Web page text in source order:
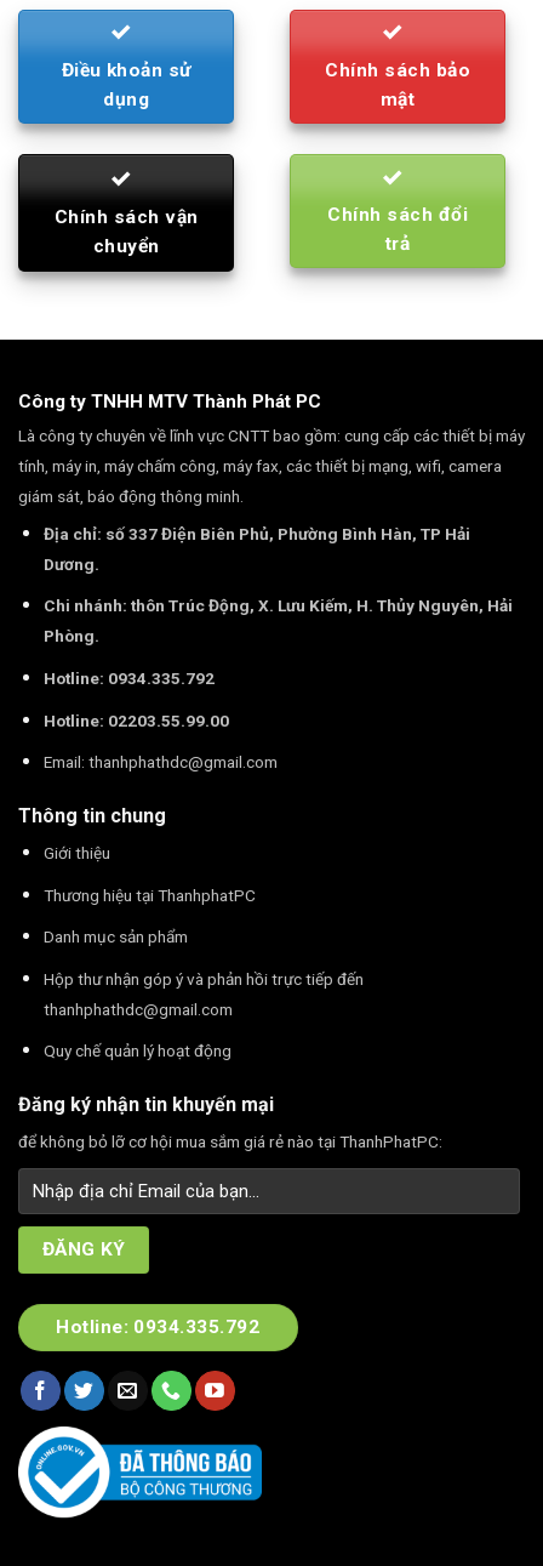
Điều khoản sử
dụng
Chính sách bảo
mật
Chính sách vận
chuyển
Chính sách đổi
trả
Công ty TNHH MTV Thành Phát PC
Là công ty chuyên về lĩnh vực CNTT bao gồm: cung cấp các thiết bị máy
tính, máy in, máy chấm công, máy fax, các thiết bị mạng, wifi, camera
giám sát, báo động thông minh.
Địa chỉ: số 337 Điện Biên Phủ, Phường Bình Hàn, TP Hải
Dương.
Chi nhánh: thôn Trúc Động, X. Lưu Kiếm, H. Thủy Nguyên, Hải
Phòng.
Hotline: 0934.335.792
Hotline: 02203.55.99.00
Email: thanhphathdc@gmail.com
Thông tin chung
Giới thiệu
Thương hiệu tại ThanhphatPC
Danh mục sản phẩm
Hộp thư nhận góp ý và phản hồi trực tiếp đến
thanhphathdc@gmail.com
Quy chế quản lý hoạt động
Đăng ký nhận tin khuyến mại
để không bỏ lỡ cơ hội mua sắm giá rẻ nào tại ThanhPhatPC:
Hotline: 0934.335.792